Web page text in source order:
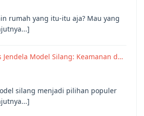
rumah yang itu-itu aja? Mau yang
Jendela Model Silang: Keamanan d…
silang menjadi pilihan populer